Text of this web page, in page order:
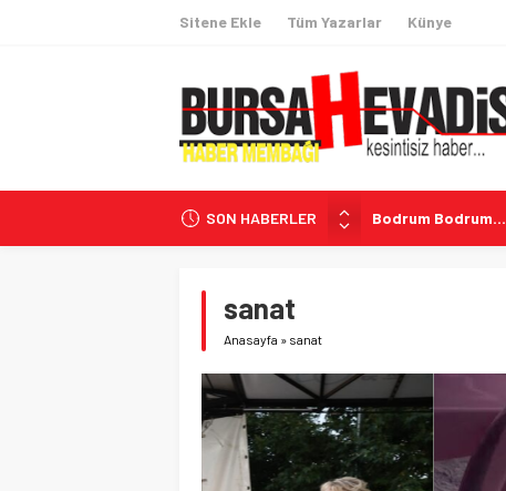
Sitene Ekle Tüm Yazarlar Künye
SON HABERLER
Bodrum Bodrum…
İlk viraj kayıpsız!
sanat
Anasayfa » sanat